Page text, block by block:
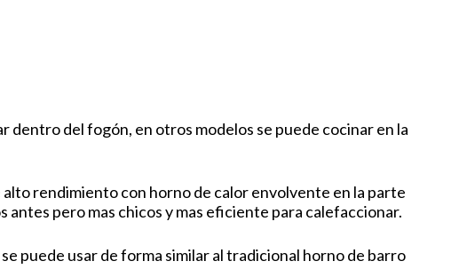
del fogón, en otros modelos se puede cocinar en la
rendimiento con horno de calor envolvente en la parte
antes pero mas chicos y mas eficiente para calefaccionar.
puede usar de forma similar al tradicional horno de barro